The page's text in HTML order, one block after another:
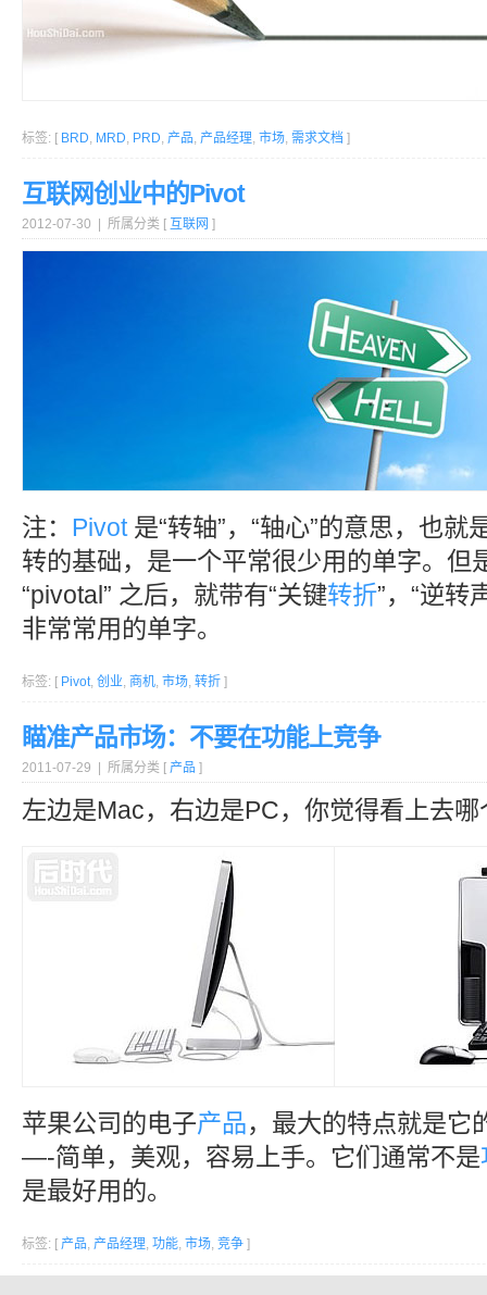
标签: [ BRD, MRD, PRD, 产品, 产品经理, 市场, 需求文档 ]
互联网创业中的Pivot
2012-07-30 | 所属分类 [ 互联网 ]
注： Pivot是“转轴”，“轴心”的意思，也就
转的基础，是一个平常很少用的单字。但
“pivotal” 之后，就带有“关键转折”，“逆转
非常常用的单字。
标签: [ Pivot, 创业, 商机, 市场, 转折 ]
瞄准产品市场：不要在功能上竞争
2011-07-29 | 所属分类 [ 产品 ]
左边是Mac，右边是PC，你觉得看上去
苹果公司的电子产品，最大的特点就是它
—-简单，美观，容易上手。它们通常不是
是最好用的。
标签: [ 产品, 产品经理, 功能, 市场, 竞争 ]